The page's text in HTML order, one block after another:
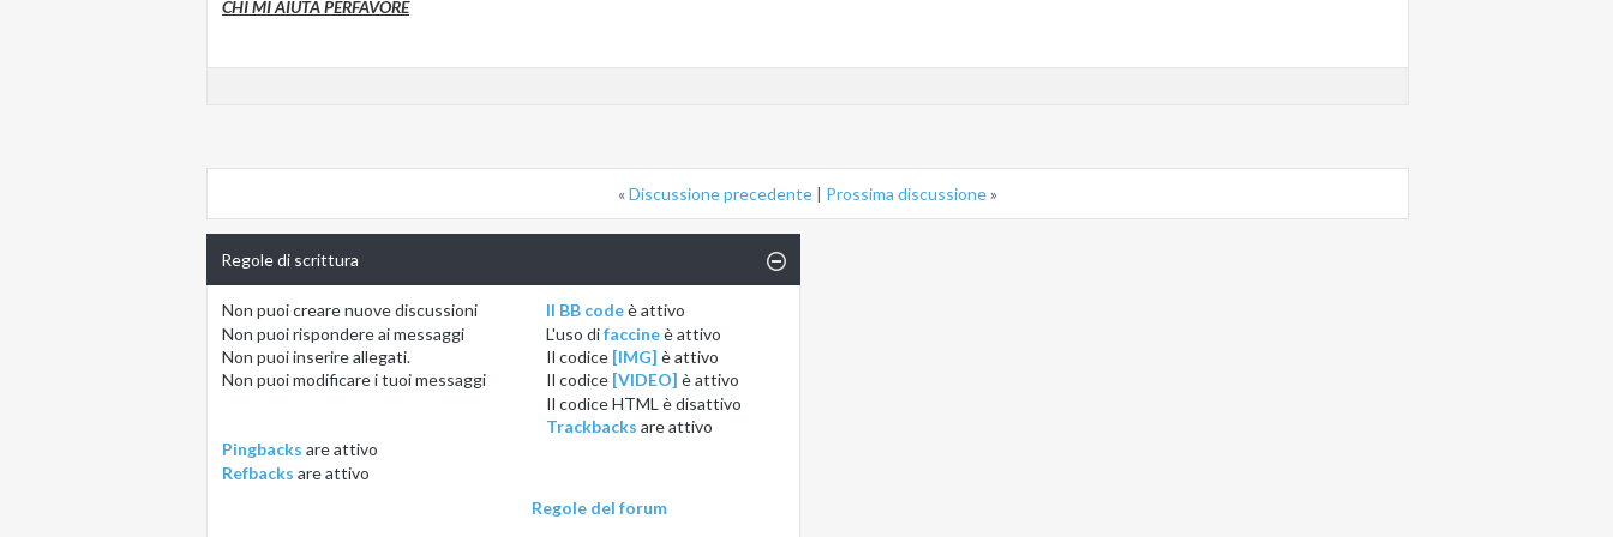
CHI MI AIUTA PERFAVORE
«Discussione precedente | Prossima discussione»
Regole di scrittura
Non puoicreare nuove discussioni
Non puoirispondere ai messaggi
Non puoiinserire allegati.
Non puoimodificare i tuoi messaggi
Il BB codeèattivo
L'uso difaccineèattivo
Il codice [IMG] èattivo
Il codice [VIDEO] èattivo
Il codice HTML èdisattivo
Trackbacks areattivo
Pingbacks areattivo
Refbacks areattivo
Regole del forum